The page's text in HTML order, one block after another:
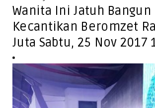
Wanita Ini Jatuh Bangun
Kecantikan Beromzet
Juta Sabtu, 25 Nov 2017